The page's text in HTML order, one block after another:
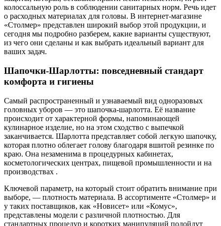
колоссальную роль в соблюдении санитарных норм. Речь идет
о расходных материалах для головы. В интернет-магазине
«Столмер» представлен широкий выбор этой продукции, и
сегодня мы подробно разберем, какие варианты существуют,
из чего они сделаны и как выбрать идеальный вариант для
ваших задач.
Шапочки-Шарлотты: повседневный стандарт
комфорта и гигиены
Самый распространенный и узнаваемый вид одноразовых
головных уборов — это шапочка-шарлотта. Её название
происходит от характерной формы, напоминающей
кулинарное изделие, но на этом сходство с выпечкой
заканчивается. Шарлотта представляет собой легкую шапочку,
которая плотно облегает голову благодаря вшитой резинке по
краю. Она незаменима в процедурных кабинетах,
косметологических центрах, пищевой промышленности и на
производствах .
Ключевой параметр, на который стоит обратить внимание при
выборе, — плотность материала. В ассортименте «Столмер» и
у таких поставщиков, как «Новисет» или «Комус»,
представлены модели с различной плотностью. Для
стандартных процедур и коротких манипуляций подойдут